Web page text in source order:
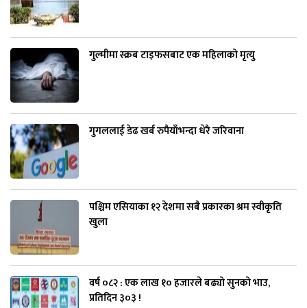
गुल्मीमा स्क्रब टाइफसबाट एक महिलाको मृत्यु
गुगललाई डेढ खर्ब रुपैयाँभन्दा धेरै जरिवाना
पश्चिम एसियाका १२ देशमा सबै प्रकारका श्रम स्वीकृति
खुला
वर्ष ०८२ : एक लाख १० हजारले बढ्यो सुनको भाउ,
प्रतिदिन ३०३ !